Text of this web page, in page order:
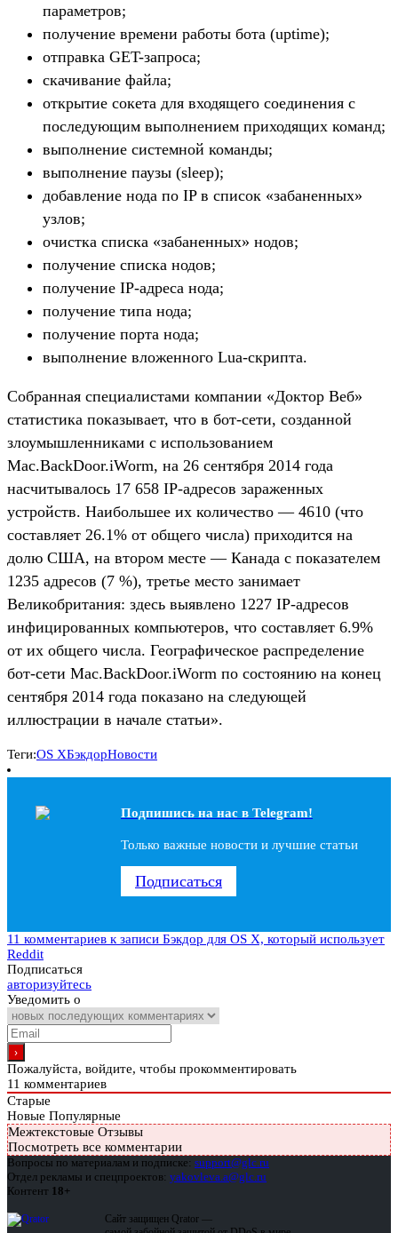
параметров;
получение времени работы бота (uptime);
отправка GET-запроса;
скачивание файла;
открытие сокета для входящего соединения с
последующим выполнением приходящих команд;
выполнение системной команды;
выполнение паузы (sleep);
добавление нода по IP в список «забаненных»
узлов;
очистка списка «забаненных» нодов;
получение списка нодов;
получение IP-адреса нода;
получение типа нода;
получение порта нода;
выполнение вложенного Lua-скрипта.
Собранная специалистами компании «Доктор Веб»
статистика показывает, что в бот-сети, созданной
злоумышленниками с использованием
Mac.BackDoor.iWorm, на 26 сентября 2014 года
насчитывалось 17 658 IP-адресов зараженных
устройств. Наибольшее их количество — 4610 (что
составляет 26.1% от общего числа) приходится на
долю США, на втором месте — Канада с показателем
1235 адресов (7 %), третье место занимает
Великобритания: здесь выявлено 1227 IP-адресов
инфицированных компьютеров, что составляет 6.9%
от их общего числа. Географическое распределение
бот-сети Mac.BackDoor.iWorm по состоянию на конец
сентября 2014 года показано на следующей
иллюстрации в начале статьи».
Теги:OS XБэкдорНовости
Подпишись на наc в Telegram!
Только важные новости и лучшие статьи
Подписаться
11 комментариев к записи Бэкдор для OS X, который использует
Reddit
Подписаться
авторизуйтесь
Уведомить о
Пожалуйста, войдите, чтобы прокомментировать
11 комментариев
Старые
Новые Популярные
Межтекстовые Отзывы
Посмотреть все комментарии
Вопросы по материалам и подписке: support@glc.ru
Отдел рекламы и спецпроектов: yakovleva.a@glc.ru
Контент 18+
Сайт защищен Qrator —